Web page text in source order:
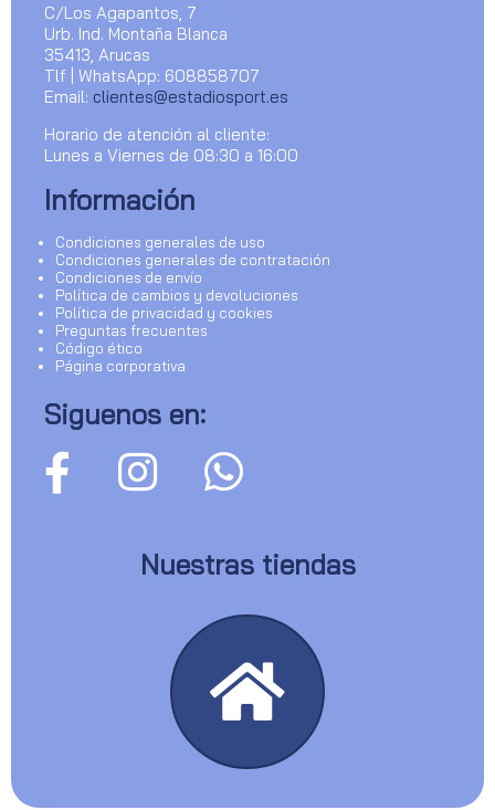
C/Los Agapantos, 7
Urb. Ind. Montaña Blanca
35413, Arucas
Tlf | WhatsApp: 608858707
Email: clientes@estadiosport.es
Horario de atención al cliente:
Lunes a Viernes de 08:30 a 16:00
Información
Condiciones generales de uso
Condiciones generales de contratación
Condiciones de envío
Política de cambios y devoluciones
Política de privacidad y cookies
Preguntas frecuentes
Código ético
Página corporativa
Siguenos en:
Nuestras tiendas